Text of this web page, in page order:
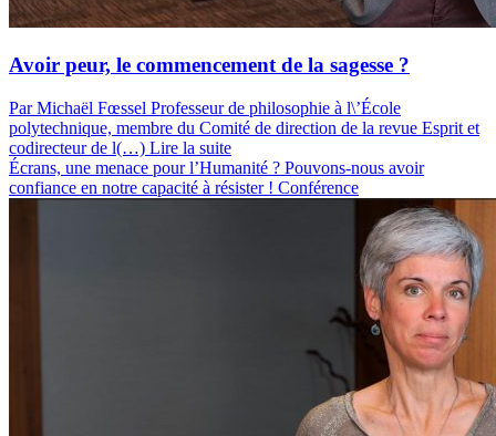
Avoir peur, le commencement de la sagesse ?
Par Michaël Fœssel Professeur de philosophie à l\’École
polytechnique, membre du Comité de direction de la revue Esprit et
codirecteur de l(…) Lire la suite
Écrans, une menace pour l’Humanité ? Pouvons-nous avoir
confiance en notre capacité à résister ! Conférence